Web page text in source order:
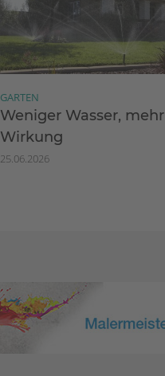
GARTEN
Weniger Wasser, mehr
Wirkung
25.06.2026